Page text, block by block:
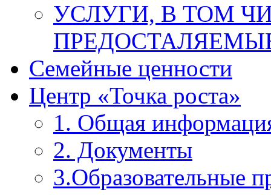
УСЛУГИ, В ТОМ
Семейные ценности
Центр «Точка роста»
1. Общая
2. Документы
3.Образовательные